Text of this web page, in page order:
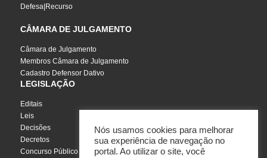
Defesa|Recurso
CÂMARA DE JULGAMENTO
Câmara de Julgamento
Membros Câmara de Julgamento
Cadastro Defensor Dativo
LEGISLAÇÃO
Editais
Leis
Decisões
Decretos
Concurso Público
Nós usamos cookies para melhorar
sua experiência de navegação no
portal. Ao utilizar o site, você